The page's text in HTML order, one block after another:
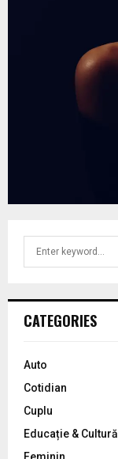
h
o
:
CATEGORIES
Auto
Cotidian
Cuplu
Educație & Cultură